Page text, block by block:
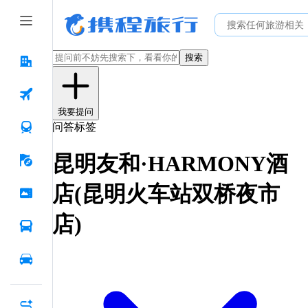
搜索
我要提问
问答标签
昆明友和·HARMONY酒
店(昆明火车站双桥夜市
店)